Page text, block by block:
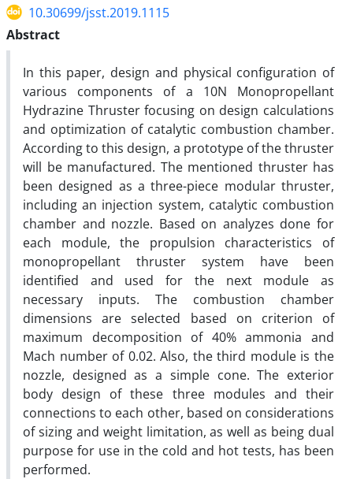
10.30699/jsst.2019.1115
Abstract
In this paper, design and physical configuration of
various components of a 10N Monopropellant
Hydrazine Thruster focusing on design calculations
and optimization of catalytic combustion chamber.
According to this design, a prototype of the thruster
will be manufactured. The mentioned thruster has
been designed as a three-piece modular thruster,
including an injection system, catalytic combustion
chamber and nozzle. Based on analyzes done for
each module, the propulsion characteristics of
monopropellant thruster system have been
identified and used for the next module as
necessary inputs. The combustion chamber
dimensions are selected based on criterion of
maximum decomposition of 40% ammonia and
Mach number of 0.02. Also, the third module is the
nozzle, designed as a simple cone. The exterior
body design of these three modules and their
connections to each other, based on considerations
of sizing and weight limitation, as well as being dual
purpose for use in the cold and hot tests, has been
performed.